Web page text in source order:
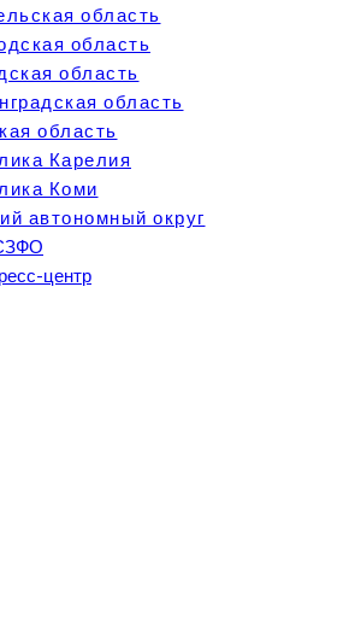
область
область
область
область
область
Карелия
Коми
автономный округ
центр